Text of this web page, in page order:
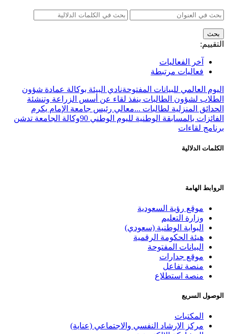
التقييم:
آخر الفعاليات
فعاليات مرتبطة
اليوم العالمي للبيانات المفتوحةنادي البيئة بوكالة عمادة شؤون
الطلاب لشؤون الطالبات ينفذ لقاء عن أسس الزراعة وتنشئة
الحدائق المنزلية لطالبات ...معالي رئيس جامعة الإمام يكرم
الفائزات بالمسابقة الوطنية لليوم الوطني 90
وكالة الجامعة تدشن
برنامج لقاءات
الكلمات الدلالية
الروابط الهامة
موقع رؤية السعودية
وزارة التعليم
البوابة الوطنية (سعودي)
هيئة الحكومة الرقمية
البيانات المفتوحة
موقع جدارات
منصة تفاعل
منصة استطلاع
الوصول السريع
المكتبات
مركز الإرشاد النفسي والاجتماعي (عناية)